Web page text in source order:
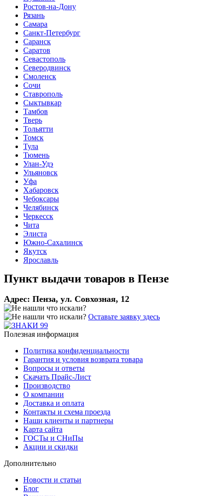
Ростов-на-Дону
Рязань
Самара
Санкт-Петербург
Саранск
Саратов
Севастополь
Северодвинск
Смоленск
Сочи
Ставрополь
Сыктывкар
Тамбов
Тверь
Тольятти
Томск
Тула
Тюмень
Улан-Удэ
Ульяновск
Уфа
Хабаровск
Чебоксары
Челябинск
Черкесск
Чита
Элиста
Южно-Сахалинск
Якутск
Ярославль
Пункт выдачи товаров в Пензе
Адрес: Пенза, ул. Совхозная, 12
Оставьте заявку здесь
Полезная информация
Политика конфиденциальности
Гарантия и условия возврата товара
Вопросы и ответы
Скачать Прайс-Лист
Производство
О компании
Доставка и оплата
Контакты и схема проезда
Наши клиенты и партнеры
Карта сайта
ГОСТы и СНиПы
Акции и скидки
Дополнительно
Новости и статьи
Блог